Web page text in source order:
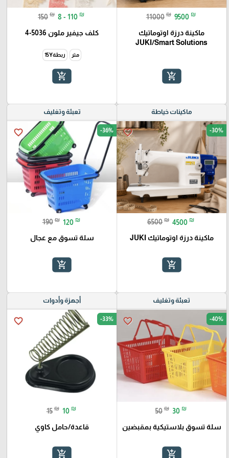
11000 ₪ 9500 ₪
ماكينة درزة اوتوماتيك
JUKI/Smart Solutions
add_shopping_cart
150 ₪ 8 - 110 ₪
كلف جيفير ملون 5036-4
متر ربطة15Y
add_shopping_cart
ماكينات خياطة
favorite_border -30%
6500 ₪ 4500 ₪
ماكينة درزة اوتوماتيك JUKI
add_shopping_cart
تعبئة وتغليف
favorite_border -36%
190 ₪ 120 ₪
سلة تسوق مع عجال
add_shopping_cart
تعبئة وتغليف
favorite_border -40%
50 ₪ 30 ₪
سلة تسوق بلاستيكية بمقبضين
add_shopping_cart
أجهزة وأدوات
favorite_border -33%
15 ₪ 10 ₪
قاعدة/حامل كاوي
add_shopping_cart